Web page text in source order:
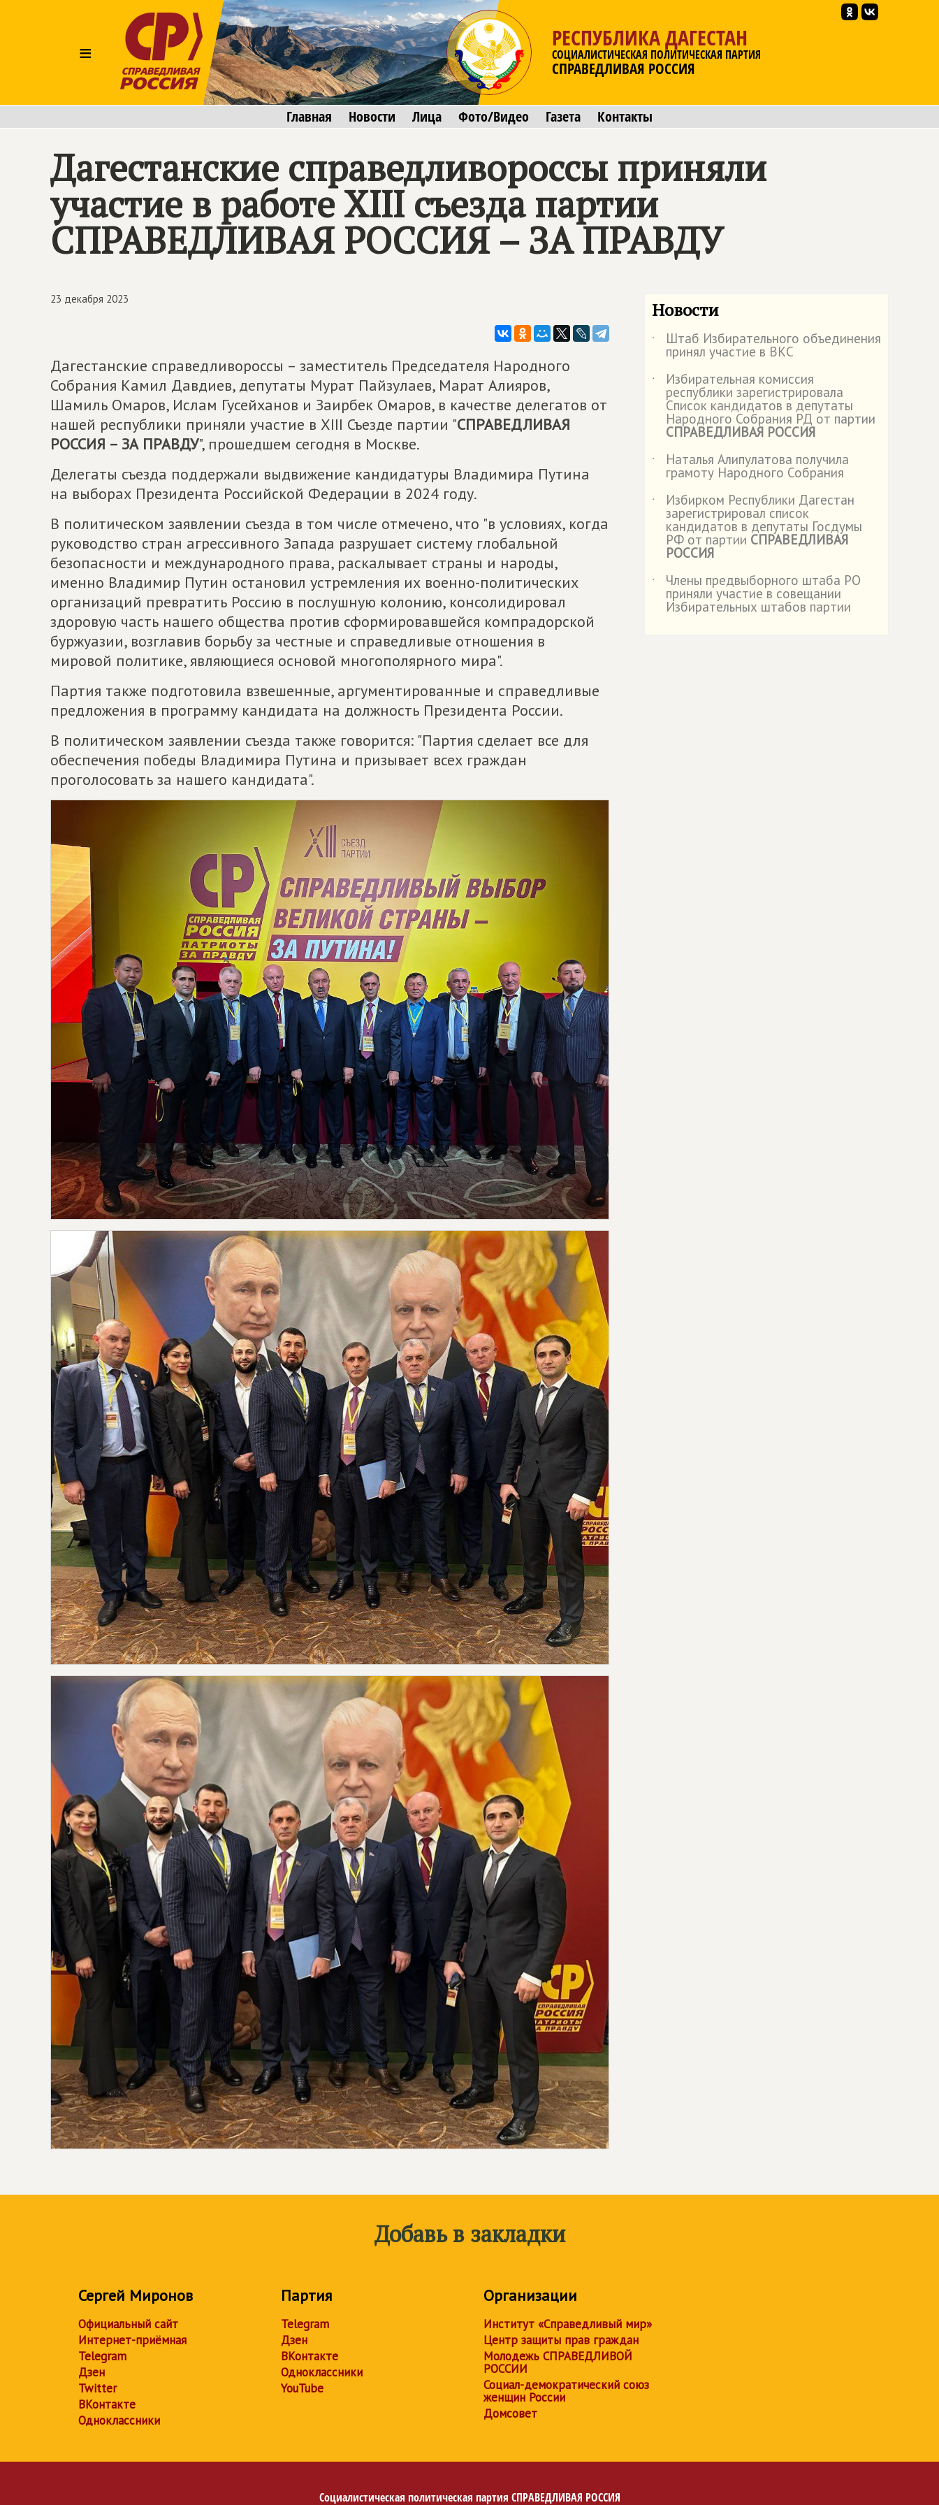
≡
РЕСПУБЛИКА ДАГЕСТАН
СОЦИАЛИСТИЧЕСКАЯ ПОЛИТИЧЕСКАЯ ПАРТИЯ
СПРАВЕДЛИВАЯ РОССИЯ
Главная Новости Лица Фото/Видео Газета Контакты
Дагестанские справедливороссы приняли
участие в работе XIII съезда партии
СПРАВЕДЛИВАЯ РОССИЯ – ЗА ПРАВДУ
23 декабря 2023
Дагестанские справедливороссы – заместитель Председателя Народного
Собрания Камил Давдиев, депутаты Мурат Пайзулаев, Марат Алияров,
Шамиль Омаров, Ислам Гусейханов и Заирбек Омаров, в качестве делегатов от
нашей республики приняли участие в XIII Съезде партии "СПРАВЕДЛИВАЯ
РОССИЯ – ЗА ПРАВДУ", прошедшем сегодня в Москве.
Делегаты съезда поддержали выдвижение кандидатуры Владимира Путина
на выборах Президента Российской Федерации в 2024 году.
В политическом заявлении съезда в том числе отмечено, что "в условиях, когда
руководство стран агрессивного Запада разрушает систему глобальной
безопасности и международного права, раскалывает страны и народы,
именно Владимир Путин остановил устремления их военно-политических
организаций превратить Россию в послушную колонию, консолидировал
здоровую часть нашего общества против сформировавшейся компрадорской
буржуазии, возглавив борьбу за честные и справедливые отношения в
мировой политике, являющиеся основой многополярного мира".
Партия также подготовила взвешенные, аргументированные и справедливые
предложения в программу кандидата на должность Президента России.
В политическом заявлении съезда также говорится: "Партия сделает все для
обеспечения победы Владимира Путина и призывает всех граждан
проголосовать за нашего кандидата".
Новости
˙ Штаб Избирательного объединения
принял участие в ВКС
˙
Избирательная комиссия
республики зарегистрировала
Список кандидатов в депутаты
Народного Собрания РД от партии
СПРАВЕДЛИВАЯ РОССИЯ
˙
Наталья Алипулатова получила
грамоту Народного Собрания
˙
Избирком Республики Дагестан
зарегистрировал список
кандидатов в депутаты Госдумы
РФ от партии СПРАВЕДЛИВАЯ
РОССИЯ
˙
Члены предвыборного штаба РО
приняли участие в совещании
Избирательных штабов партии
Добавь в закладки
Сергей Миронов
Официальный сайт
Интернет-приёмная
Telegram
Дзен
Twitter
ВКонтакте
Одноклассники
Партия
Telegram
Дзен
ВКонтакте
Одноклассники
YouTube
Организации
Институт «Справедливый мир»
Центр защиты прав граждан
Молодежь СПРАВЕДЛИВОЙ
РОССИИ
Социал-демократический союз
женщин России
Домсовет
Социалистическая политическая партия СПРАВЕДЛИВАЯ РОССИЯ